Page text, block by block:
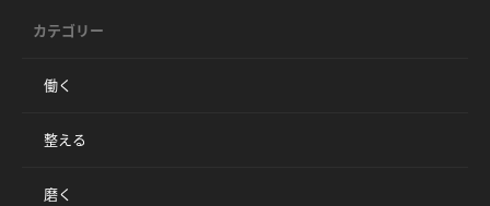
カテゴリー
働く
整える
磨く